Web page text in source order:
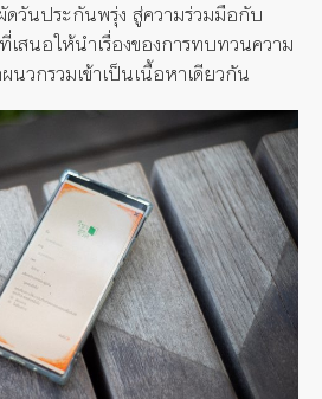
ดวันประกันพรุ่ง สู่ความร่วมมือกับ
ที่เสนอให้นำเรื่องของการทบทวนความ
วกรวมเข้าเป็นเนื้อหาเดียวกัน